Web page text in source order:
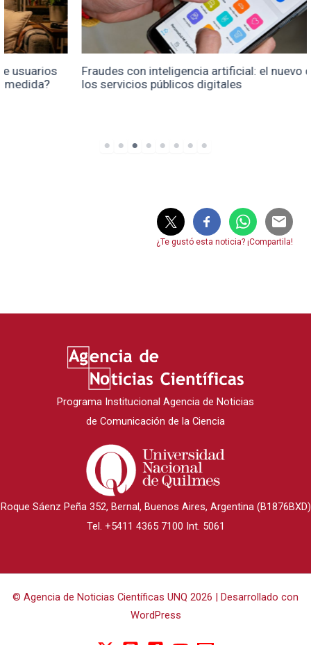
Fraudes con inteligencia artificial: el nuevo desafío de
los servicios públicos digitales
¿Te gustó esta noticia? ¡Compartila!
Programa Institucional Agencia de Noticias
de Comunicación de la Ciencia
Roque Sáenz Peña 352, Bernal, Buenos Aires, Argentina (B1876BXD)
Tel. +5411 4365 7100 Int. 5061
© Agencia de Noticias Científicas UNQ 2026 | Desarrollado con
WordPress